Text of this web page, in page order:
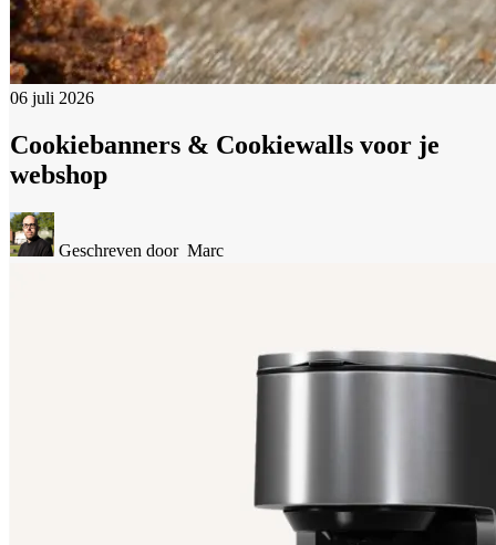
06 juli 2026
Cookiebanners & Cookiewalls voor je
webshop
Geschreven door Marc